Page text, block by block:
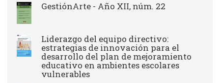
GestiónArte - Año XII, núm. 22
Liderazgo del equipo directivo:
estrategias de innovación para el
desarrollo del plan de mejoramiento
educativo en ambientes escolares
vulnerables